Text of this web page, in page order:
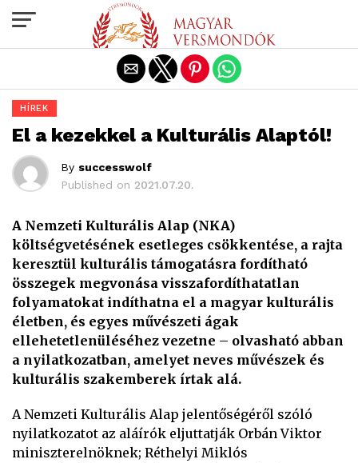
HÍREK
El a kezekkel a Kulturális Alaptól!
By successwolf
Published on 2021.07.20.
A Nemzeti Kulturális Alap (NKA)
költségvetésének esetleges csökkentése, a rajta
keresztül kulturális támogatásra fordítható
összegek megvonása visszafordíthatatlan
folyamatokat indíthatna el a magyar kulturális
életben, és egyes művészeti ágak
ellehetetlenüléséhez vezetne – olvasható abban
a nyilatkozatban, amelyet neves művészek és
kulturális szakemberek írtak alá.
A Nemzeti Kulturális Alap jelentőségéről szóló
nyilatkozatot az aláírók eljuttatják Orbán Viktor
miniszterelnöknek; Réthelyi Miklós
Exit mobile version